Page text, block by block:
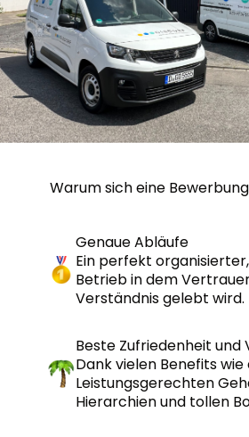
Warum sich eine
Genaue Abläufe
Ein perfekt
Betrieb in dem
Verständnis gelebt wird.
Beste Zufriedenheit und
Dank vielen Benefits wie
Leistungsgerechten
Hierarchien und tollen